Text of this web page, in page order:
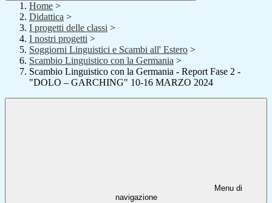
Home >
Didattica >
I progetti delle classi >
I nostri progetti >
Soggiorni Linguistici e Scambi all' Estero >
Scambio Linguistico con la Germania >
Scambio Linguistico con la Germania - Report Fase 2 -
"DOLO – GARCHING" 10-16 MARZO 2024
Menu di
navigazione